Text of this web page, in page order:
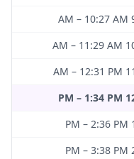
– 10:27 AM
– 11:29 AM
– 12:31 PM
– 1:34 PM
– 2:36 PM
– 3:38 PM